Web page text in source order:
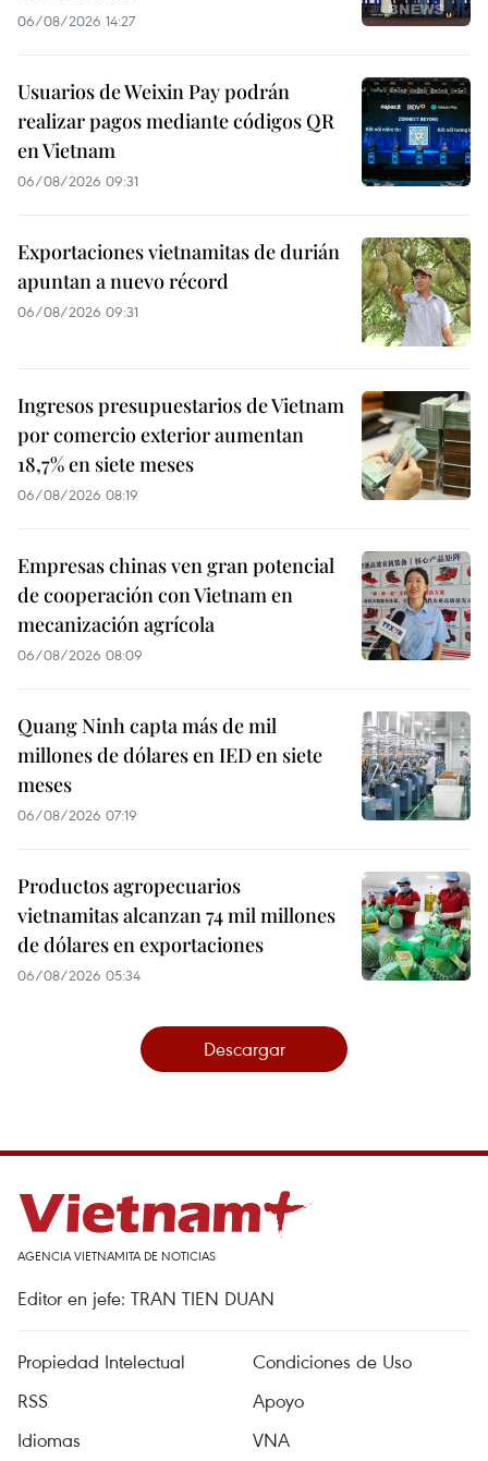
06/08/2026 14:27
Usuarios de Weixin Pay podrán
realizar pagos mediante códigos QR
en Vietnam
06/08/2026 09:31
Exportaciones vietnamitas de durián
apuntan a nuevo récord
06/08/2026 09:31
Ingresos presupuestarios de Vietnam
por comercio exterior aumentan
18,7% en siete meses
06/08/2026 08:19
Empresas chinas ven gran potencial
de cooperación con Vietnam en
mecanización agrícola
06/08/2026 08:09
Quang Ninh capta más de mil
millones de dólares en IED en siete
meses
06/08/2026 07:19
Productos agropecuarios
vietnamitas alcanzan 74 mil millones
de dólares en exportaciones
06/08/2026 05:34
Descargar
AGENCIA VIETNAMITA DE NOTICIAS
Editor en jefe: TRAN TIEN DUAN
Propiedad Intelectual
Condiciones de Uso
RSS
Apoyo
Idiomas
VNA